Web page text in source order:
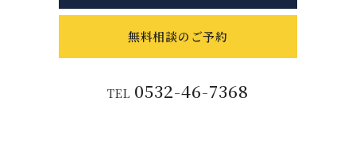
無料相談のご予約
TEL 0532-46-7368